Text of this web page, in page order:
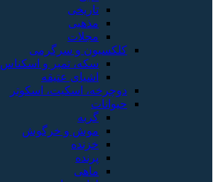
تاریخی
مذهبی
مجلات
کلکسیون و سرگرمی
سکه، تمبر و اسکناس
اشیای عتیقه
دوچرخه، اسکیت، اسکوتر
حیوانات
گربه
موش و خرگوش
خزنده
پرنده
ماهی